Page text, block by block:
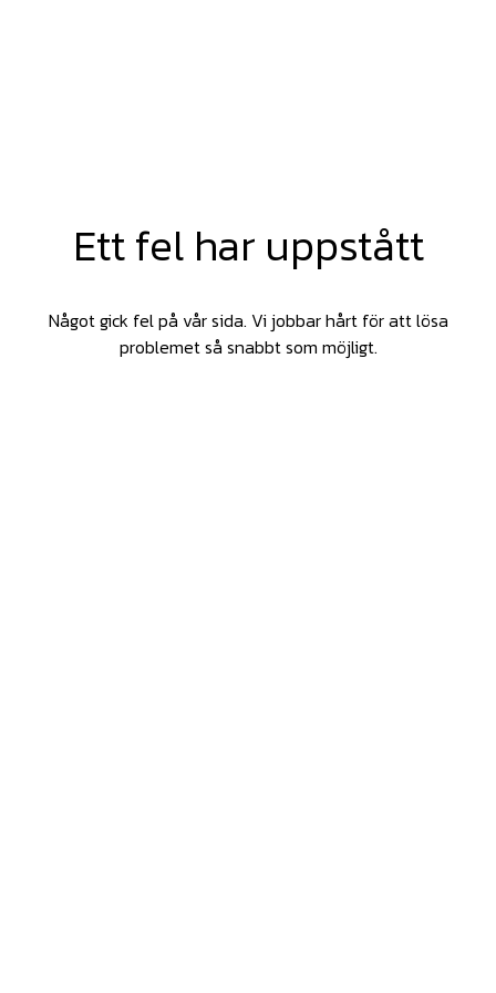
Ett fel har uppstått
Något gick fel på vår sida. Vi jobbar hårt för att lösa
problemet så snabbt som möjligt.